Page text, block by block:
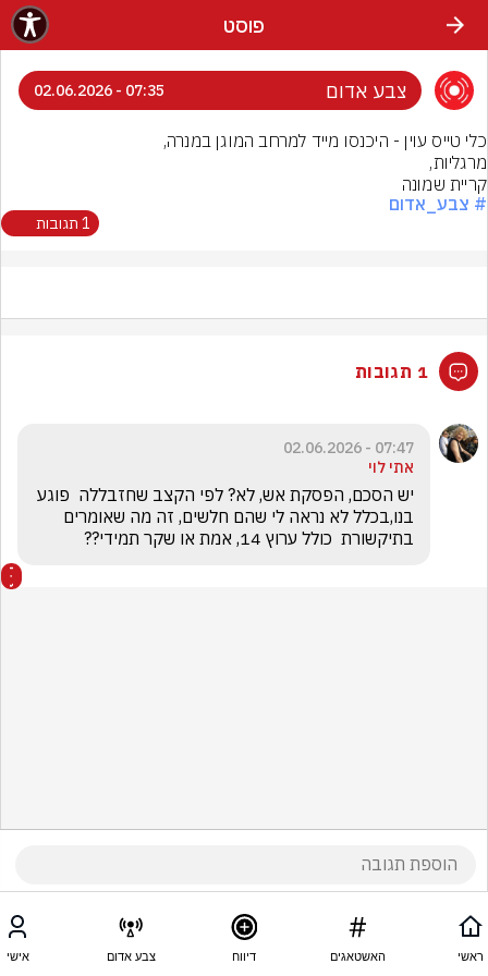
פוסט
צבע אדום 07:35 - 02.06.2026
קריית שמונה
# צבע_אדום
1 תגובות
1 תגובות
07:47 - 02.06.2026
אתי לוי
בתיקשורת  כולל ערוץ 14, אמת או שקר תמידי??
ראשי האשטאגים דיווח צבע אדום אישי